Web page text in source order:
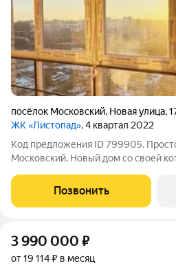
посёлок Московский, Новая улица,
ЖК «Листопад», 4 квартал 2022
Код предложения ID 799905.
Московский. Новый дом со своей
площадки, достаточное количество
поселке отличная
Позвонить
3 990 000 ₽
от 19 114 ₽ в месяц